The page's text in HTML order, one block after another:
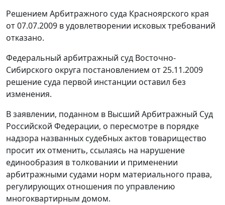
Решением Арбитражного суда Красноярского края
от 07.07.2009 в удовлетворении исковых требований
отказано.
Федеральный арбитражный суд Восточно-
Сибирского округа постановлением от 25.11.2009
решение суда первой инстанции оставил без
изменения.
В заявлении, поданном в Высший Арбитражный Суд
Российской Федерации, о пересмотре в порядке
надзора названных судебных актов товарищество
просит их отменить, ссылаясь на нарушение
единообразия в толковании и применении
арбитражными судами норм материального права,
регулирующих отношения по управлению
многоквартирным домом.